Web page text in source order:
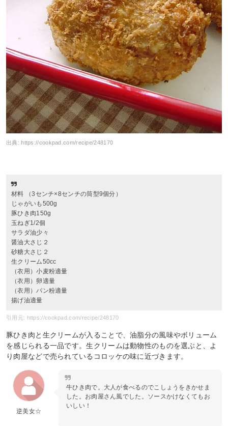
出典: https://cookpad.com/recipe/248170
材料 （3センチ×8センチの筒型9個分）
じゃがいも500g
豚ひき肉150g
玉ねぎ1/2個
サラダ油少々
醤油大さじ２
砂糖大さじ２
生クリーム50cc
（衣用）小麦粉適量
（衣用）卵適量
（衣用）パン粉適量
揚げ油適量
引用元: https://cookpad.com/recipe/248170
豚ひき肉と生クリームが入ることで、油脂分の風味やボリューム
を感じられる一品です。生クリームは動物性のものを選ぶと、よ
り肉屋などで売られているコロッケの味に近づきます。
逆美女☆
牛ひき肉で。大人が食べるのでこしょうをきかせま
した。お肉屋さん風でした。ソースかけなくてもお
いしい！